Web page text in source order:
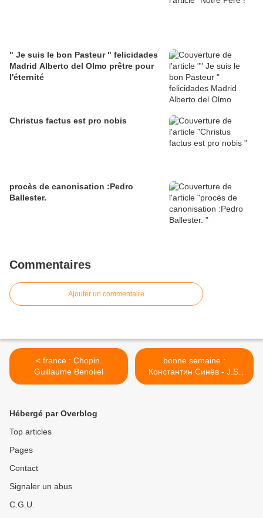
" Je suis le bon Pasteur " felicidades
Madrid Alberto del Olmo prêtre pour
l'éternité
Christus factus est pro nobis
procès de canonisation :Pedro
Ballester.
Commentaires
Ajouter un commentaire
< france : Chopin.
Guillaume Benoliel
bonne semaine :
Константин Синёв - J.S.
Bach >
Hébergé par Overblog
Top articles
Pages
Contact
Signaler un abus
C.G.U.